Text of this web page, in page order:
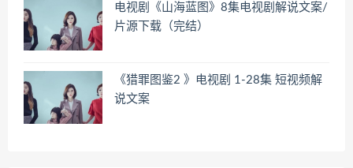
电视剧《山海蓝图》8集电视剧解说文案/
片源下载（完结）
《猎罪图鉴2 》电视剧 1-28集 短视频解
说文案